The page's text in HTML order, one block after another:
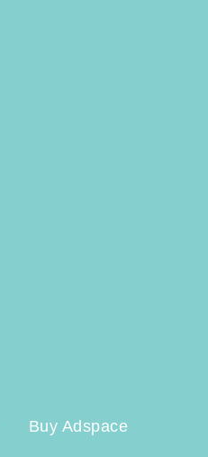
Buy Adspace